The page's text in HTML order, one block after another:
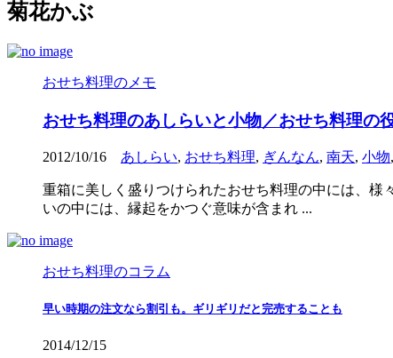
菊花かぶ
おせち料理のメモ
おせち料理のあしらいと小物／おせち料理の
2012/10/16 あしらい, おせち料理, ぎんなん, 南天, 小物,
重箱に美しく盛りつけられたおせち料理の中には、
いの中には、縁起をかつぐ意味が含まれ ...
おせち料理のコラム
早い時期の注文なら割引も。ギリギリだと完売することも
2014/12/15